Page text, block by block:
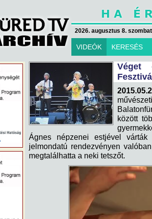
2026. augusztus 8.
VIDEÓK KERESÉS
Véget
között
Ágnes népzenei estjével
jelmondatú rendezvényen
megtalálhatta a neki tetszőt.